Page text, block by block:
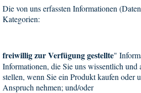
Die von uns erfassten Informationen
Kategorien:
freiwillig zur Verfügung gestellte"
Informationen, die Sie uns wissentlich
stellen, wenn Sie ein Produkt kaufen oder
Anspruch nehmen; und/oder